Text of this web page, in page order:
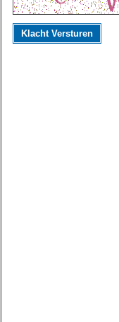
Klacht Versturen